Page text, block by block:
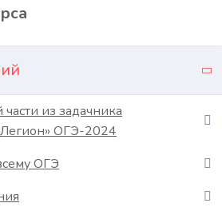
из задачника
ОГЭ-2024
ОГЭ